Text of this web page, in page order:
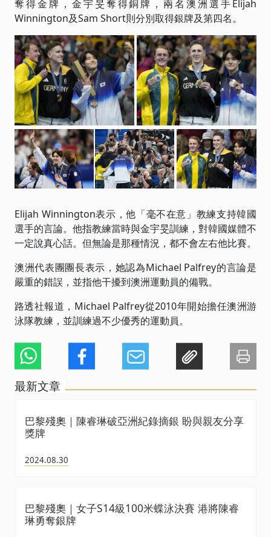
奪得金牌，金宇旻奪得銅牌，兩名澳洲選手Elijah
Winnington及Sam Short則分別取得銀牌及第四名。
Elijah Winnington表示，他「毫不在意」教練支持韓國
選手的言論。他指教練當時與金宇旻訓練，對韓國媒體不
一定說真心話。但無論是那種情況，都不會左右他比賽。
澳洲代表團團長表示，她認為Michael Palfrey的言論是
嚴重的錯誤，並指他干擾到澳洲運動員的備戰。
路透社報道，Michael Palfrey從2010年開始擔任澳洲游
泳隊教練，並訓練過不少優秀的運動員。
最新文章
巴黎殘奧｜陳睿琳破亞洲紀錄摘銀 盼與親友分享
獎牌
2024.08.30
巴黎殘奧｜女子S14級100米蝶泳決賽 港將陳睿
琳勇奪銀牌